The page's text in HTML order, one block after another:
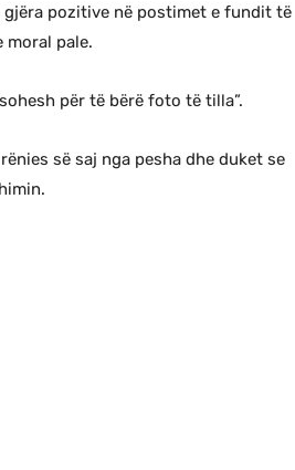
gjëra pozitive në postimet e fundit të
moral pale.
për të bërë foto të tilla”.
së saj nga pesha dhe duket se